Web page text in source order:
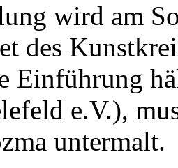
wird am
des
Einführung
e.V.),
untermalt.